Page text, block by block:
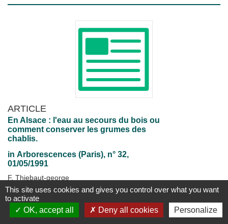
ARTICLE
En Alsace : l'eau au secours du bois ou
comment conserver les grumes des
chablis.
in Arborescences (Paris), n° 32,
01/05/1991
F. Thiebaut-george
(32), p. 11-14, tabl., phot.
Plus d'information... Disponible
This site uses cookies and gives you control over what you want
to activate
OK, accept all
Deny all cookies Personalize